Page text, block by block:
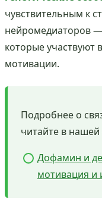
чувствительным к
нейромедиаторов
которые участвуют
мотивации.
Подробнее о
читайте в нашей
Дофамин и
мотивация и